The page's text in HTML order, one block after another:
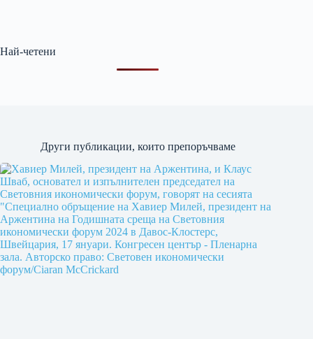
Най-четени
Други публикации, които препоръчваме